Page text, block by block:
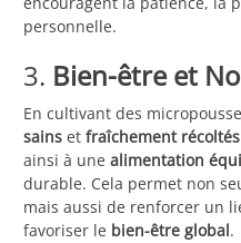
personnelle.
3. Bien-être et
En cultivant des
sains et fraîchement récoltés
ainsi à une alimentation
durable. Cela permet non
mais aussi de renforcer un
favoriser le bien-être global.